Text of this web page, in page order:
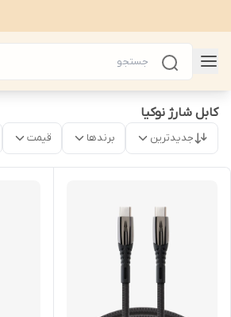
کابل شارژ نوکیا
جدیدترین برندها قیمت